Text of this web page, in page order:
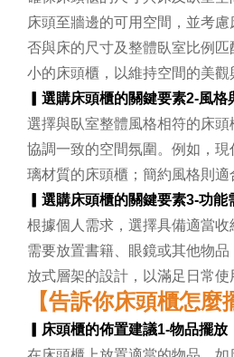
床頭至牆邊的可用空間，並考
否與床的尺寸及整體臥室比例
小的床頭櫃，以維持空間的美觀
選購床頭櫃的關鍵要素2-風格
選擇與臥室整體風格相符的床
協調一致的空間氛圍。例如，
璃材質的床頭櫃；簡約風格則適
選購床頭櫃的關鍵要素3-功能
根據個人需求，選擇具備適當
需要放置書籍、眼鏡或其他物
放式層架的設計，以滿足日常使
【告訴你床頭櫃怎麼
床頭櫃的佈置建議1-物品擺放